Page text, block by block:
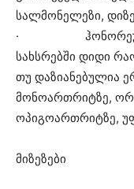
სალმონელეზი,
· ჰონორეული
სახსრებში დიდი
თუ დაზიანებულია
მონოართრიტზე,
ოპიგოართრიტზე,
მიზეზები